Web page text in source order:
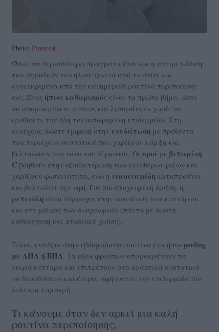
Photo: Pinterest
Όπως τα περισσότερα πράγματα έτσι και η αντιμετώπιση
των σημαδιών του ήλιου ξεκινά από το σπίτι και
συγκεκριμένα από την καθημερινή ρουτίνα περιποίησης
σας. Ένας ήπιος καθαρισμός είναι το πρώτο βήμα, ώστε
να απομακρύνετε ρύπους και λιπαρότητα χωρίς να
ερεθίσετε την ήδη ταλαιπωρημένη επιδερμίδα. Στη
συνέχεια, δώστε έμφαση στην ενυδάτωση με προϊόντα
που περιέχουν συστατικά που χαρίζουν λάμψη και
βελτιώνουν τον τόνο του δέρματος. Οι οροί με βιταμίνη
C βοηθούν στην εξουδετέρωση των ελευθέρων ριζών και
χαρίζουν φωτεινότητα, ενώ η νιασιναμίδη καταπραΰνει
και βελτιώνει την υφή. Για πιο στοχευμένη δράση, η
ρετινόλη είναι σύμμαχος στην ανανέωση των κυττάρων
και στη μείωση των δυσχρωμιών (πάντα με σωστή
καθοδήγηση και σταδιακή χρήση).
Τέλος, εντάξτε στην εβδομαδιαία ρουτίνα ένα ήπιο peeling
με AHA ή BHA. Τα οξέα φρούτων απομακρύνουν τα
νεκρά κύτταρα και επιτρέπουν στα δραστικά συστατικά
να διεισδύσουν καλύτερα, αφήνοντας την επιδερμίδα πιο
λεία και λαμπερή.
Τι κάνουμε όταν δεν αρκεί μια καλή
ρουτίνα περιποίσησης;